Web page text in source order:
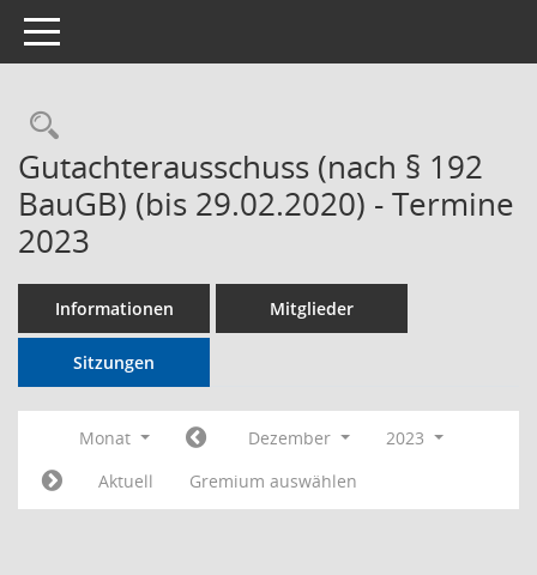
Toggle navigation
Rechercheauswahl
Gutachterausschuss (nach § 192
BauGB) (bis 29.02.2020) - Termine
2023
Informationen Mitglieder
Sitzungen
Monat Dezember
2023
Aktuell
Gremium auswählen